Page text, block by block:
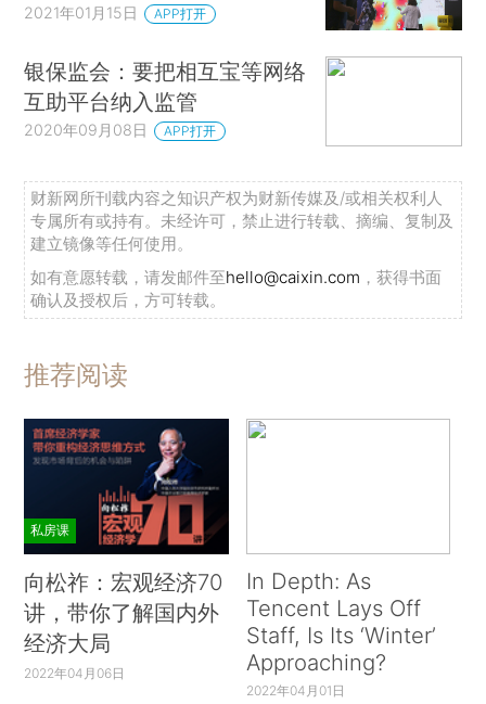
2021年01月15日 APP打开
银保监会：要把相互宝等网络
互助平台纳入监管
2020年09月08日 APP打开
财新网所刊载内容之知识产权为财新传媒及/或相关权利人
专属所有或持有。未经许可，禁止进行转载、摘编、复制及
建立镜像等任何使用。
如有意愿转载，请发邮件至hello@caixin.com ，获得书面
确认及授权后，方可转载。
推荐阅读
私房课
向松祚：宏观经济70
讲，带你了解国内外
经济大局
2022年04月06日
In Depth: As
Tencent Lays Off
Staff, Is Its ‘Winter’
Approaching?
2022年04月01日